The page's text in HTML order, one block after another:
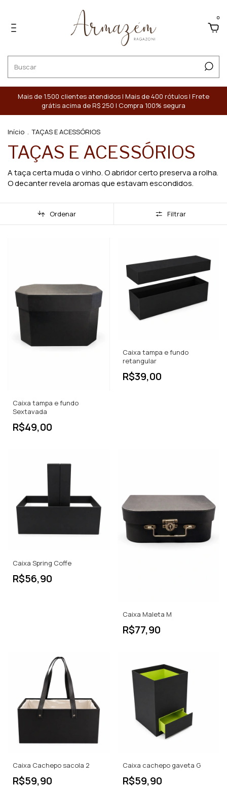
0
Mais de 1.500 clientes atendidos | Mais de 400 rótulos | Frete
grátis acima de R$ 250 | Compra 100% segura
Início . TAÇAS E ACESSÓRIOS
TAÇAS E ACESSÓRIOS
A taça certa muda o vinho. O abridor certo preserva a rolha.
O decanter revela aromas que estavam escondidos.
Ordenar Filtrar
Caixa tampa e fundo
Sextavada
R$49,00
Caixa tampa e fundo
retangular
R$39,00
Caixa Spring Coffe
R$56,90
Caixa Maleta M
R$77,90
Caixa Cachepo sacola 2
R$59,90
Caixa cachepo gaveta G
R$59,90